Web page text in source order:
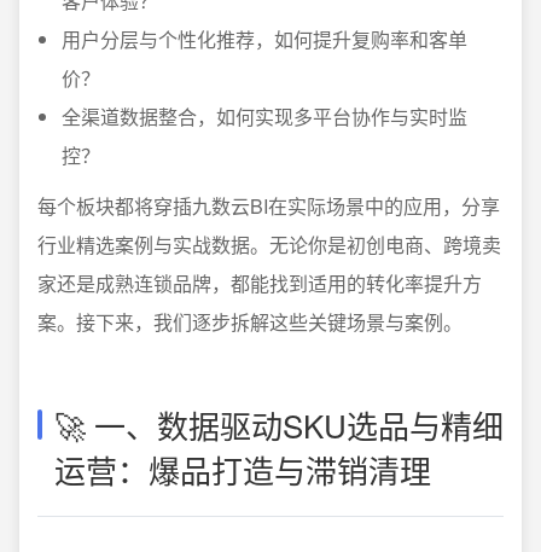
用户分层与个性化推荐，如何提升复购率和客单
价？
全渠道数据整合，如何实现多平台协作与实时监
控？
每个板块都将穿插九数云BI在实际场景中的应用，分享
行业精选案例与实战数据。无论你是初创电商、跨境卖
家还是成熟连锁品牌，都能找到适用的转化率提升方
案。接下来，我们逐步拆解这些关键场景与案例。
🚀 一、数据驱动SKU选品与精细
运营：爆品打造与滞销清理